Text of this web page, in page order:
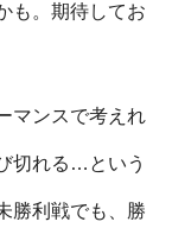
も。期待してお
マンスで考えれ
切れる…という
勝利戦でも、勝